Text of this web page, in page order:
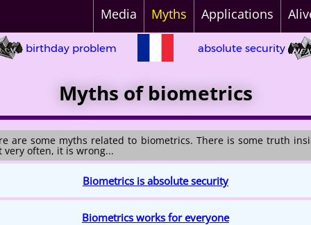
Applications
Myths
Media
birthday problem absolute security
Myths of biometrics
are some myths related to biometrics. There is some truth
very often, it is wrong...
Biometrics is absolute security
Biometrics works for everyone